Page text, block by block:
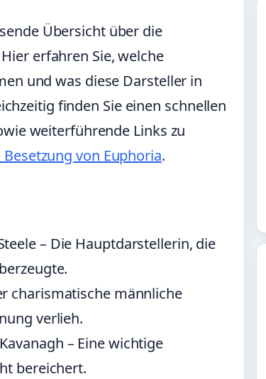
Übersicht über die
erfahren Sie, welche
und was diese Darsteller in
finden Sie einen schnellen
weiterführende Links zu
Besetzung von Euphoria.
– Die Hauptdarstellerin, die
charismatische männliche
verlieh.
– Eine wichtige
bereichert.